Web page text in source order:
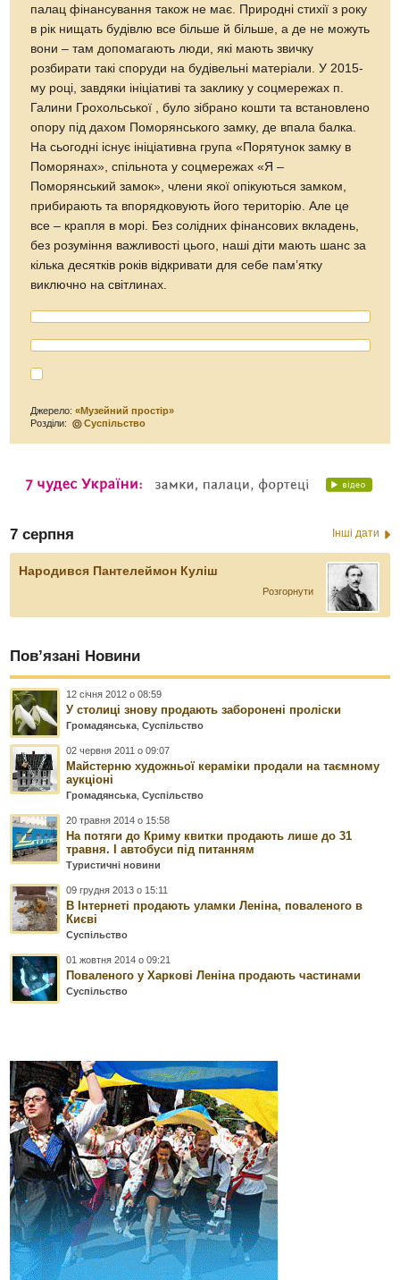
палац фінансування також не має. Природні стихії з року
в рік нищать будівлю все більше й більше, а де не можуть
вони – там допомагають люди, які мають звичку
розбирати такі споруди на будівельні матеріали. У 2015-
му році, завдяки ініціативі та заклику у соцмережах п.
Галини Грохольської , було зібрано кошти та встановлено
опору під дахом Поморянського замку, де впала балка.
На сьогодні існує ініціативна група «Порятунок замку в
Поморянах», спільнота у соцмережах «Я –
Поморянський замок», члени якої опікуються замком,
прибирають та впорядковують його територію. Але це
все – крапля в морі. Без солідних фінансових вкладень,
без розуміння важливості цього, наші діти мають шанс за
кілька десятків років відкривати для себе пам’ятку
виключно на світлинах.
Джерело:«Музейний простiр»
Розділи:
Суспільство
7 серпня Інші дати
Народився Пантелеймон Куліш
Розгорнути
Пов’язані Новини
12 січня 2012 о 08:59
У столиці знову продають заборонені проліски
Громадянська ,Суспільство
02 червня 2011 о 09:07
Майcтерню художньої кераміки продали на таємному
аукціоні
Громадянська ,Суспільство
20 травня 2014 о 15:58
На потяги до Криму квитки продають лише до 31
травня. І автобуси під питанням
Туристичні новини
09 грудня 2013 о 15:11
В Інтернеті продають уламки Леніна, поваленого в
Києві
Суспільство
01 жовтня 2014 о 09:21
Поваленого у Харкові Леніна продають частинами
Суспільство